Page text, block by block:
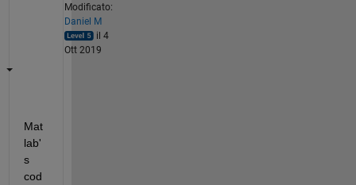
Modificato:
Daniel M
il 4
Ott 2019
Mat
lab'
s
cod